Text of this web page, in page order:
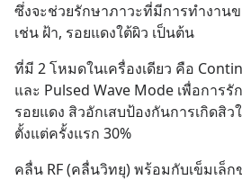
ซึ่งจะช่วยรักษาภาวะที่มีการทำงาน
เช่น ฝ้า, รอยแดงใต้ผิว เป็นต้น
ที่มี 2 โหมดในเครื่องเดียว คือ
และ Pulsed Wave Mode เพื่อการ
รอยแดง สิวอักเสบป้องกันการเกิดสิ
ตั้งแต่ครั้งแรก 30%
คลื่น RF (คลื่นวิทยุ) พร้อมกับเข็มเล็